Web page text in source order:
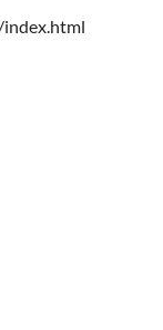
index.html